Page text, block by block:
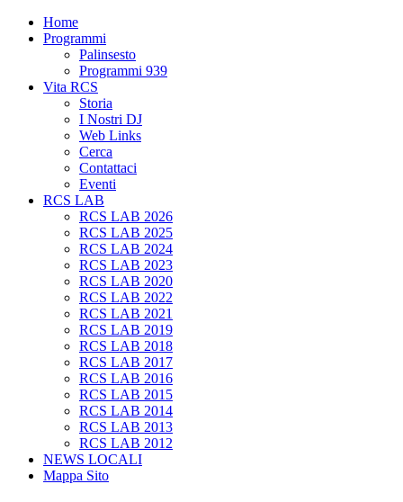
Home
Programmi
Palinsesto
Programmi 939
Vita RCS
Storia
I Nostri DJ
Web Links
Cerca
Contattaci
Eventi
RCS LAB
RCS LAB 2026
RCS LAB 2025
RCS LAB 2024
RCS LAB 2023
RCS LAB 2020
RCS LAB 2022
RCS LAB 2021
RCS LAB 2019
RCS LAB 2018
RCS LAB 2017
RCS LAB 2016
RCS LAB 2015
RCS LAB 2014
RCS LAB 2013
RCS LAB 2012
NEWS LOCALI
Mappa Sito